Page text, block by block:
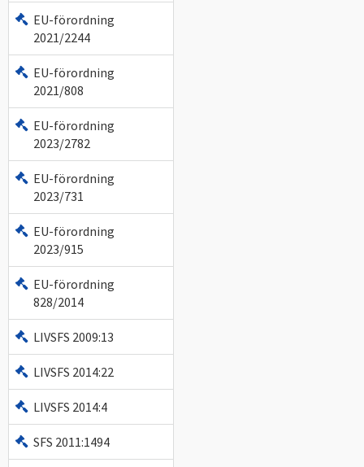
EU-förordning
2021/2244
EU-förordning
2021/808
EU-förordning
2023/2782
EU-förordning
2023/731
EU-förordning
2023/915
EU-förordning
828/2014
LIVSFS 2009:13
LIVSFS 2014:22
LIVSFS 2014:4
SFS 2011:1494